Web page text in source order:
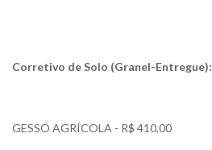
Corretivo de Solo (Granel-Entregue):
GESSO AGRÍCOLA - R$ 410,00